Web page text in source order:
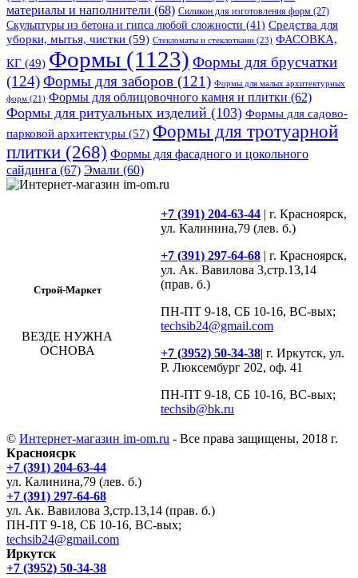
материалы и наполнители (68) Силикон для изготовления форм (27)
Скульптуры из бетона и гипса любой сложности (41) Средства для
уборки, мытья, чистки (59) Стекломаты и стеклоткани (23) ФАСОВКА,
КГ (49) Формы (1123) Формы для брусчатки
(124)Формы для заборов (121) Формы для малых архитектурных
форм (21) Формы для облицовочного камня и плитки (62)
Формы для ритуальных изделий (103) Формы для садово-
парковой архитектуры (57) Формы для тротуарной
плитки (268) Формы для фасадного и цокольного
сайдинга (67) Эмали (60)
Строй-Маркет
ВЕЗДЕ НУЖНА
ОСНОВА
+7 (391) 204-63-44 | г. Красноярск,
ул. Калинина,79 (лев. б.)
+7 (391) 297-64-68 | г. Красноярск,
ул. Ак. Вавилова 3,стр.13,14
(прав. б.)
ПН-ПТ 9-18, СБ 10-16, ВС-вых;
techsib24@gmail.com
+7 (3952) 50-34-38| г. Иркутск, ул.
Р. Люксембург 202, оф. 41
ПН-ПТ 9-18, СБ 10-16, ВС-вых;
techsib@bk.ru
© Интернет-магазин im-om.ru - Все права защищены, 2018 г.
Красноясрк
+7 (391) 204-63-44
ул. Калинина,79 (лев. б.)
+7 (391) 297-64-68
ул. Ак. Вавилова 3,стр.13,14 (прав. б.)
ПН-ПТ 9-18, СБ 10-16, ВС-вых;
techsib24@gmail.com
Иркутск
+7 (3952) 50-34-38